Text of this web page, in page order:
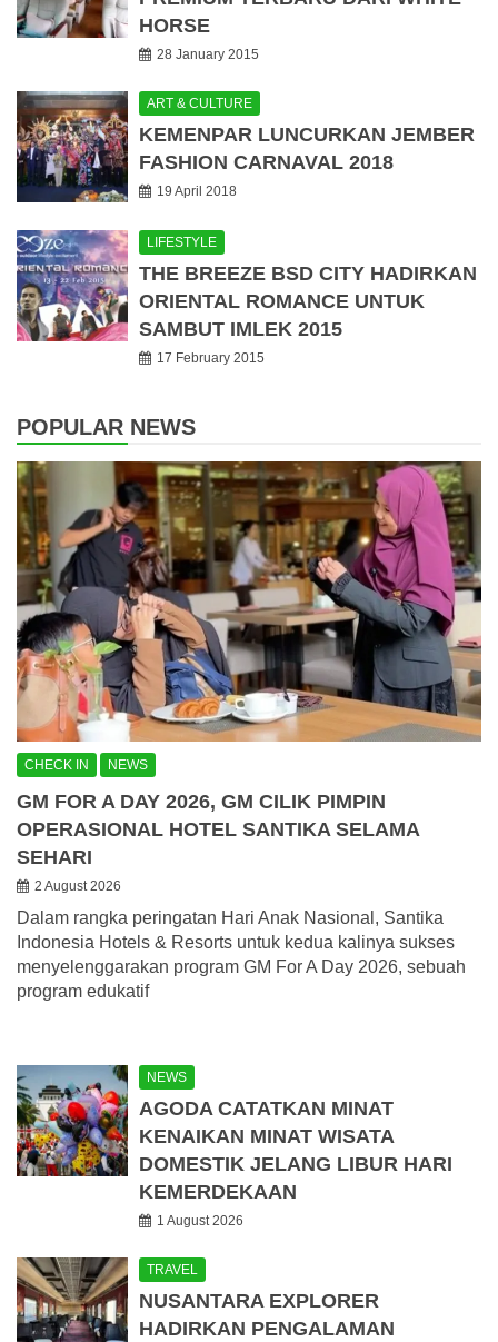
HORSE
28 January 2015
ART & CULTURE
KEMENPAR LUNCURKAN JEMBER
FASHION CARNAVAL 2018
19 April 2018
LIFESTYLE
THE BREEZE BSD CITY HADIRKAN
ORIENTAL ROMANCE UNTUK
SAMBUT IMLEK 2015
17 February 2015
POPULAR NEWS
CHECK IN NEWS
GM FOR A DAY 2026, GM CILIK PIMPIN
OPERASIONAL HOTEL SANTIKA SELAMA
SEHARI
2 August 2026
Dalam rangka peringatan Hari Anak Nasional, Santika
Indonesia Hotels & Resorts untuk kedua kalinya sukses
menyelenggarakan program GM For A Day 2026, sebuah
program edukatif
NEWS
AGODA CATATKAN MINAT
KENAIKAN MINAT WISATA
DOMESTIK JELANG LIBUR HARI
KEMERDEKAAN
1 August 2026
TRAVEL
NUSANTARA EXPLORER
HADIRKAN PENGALAMAN